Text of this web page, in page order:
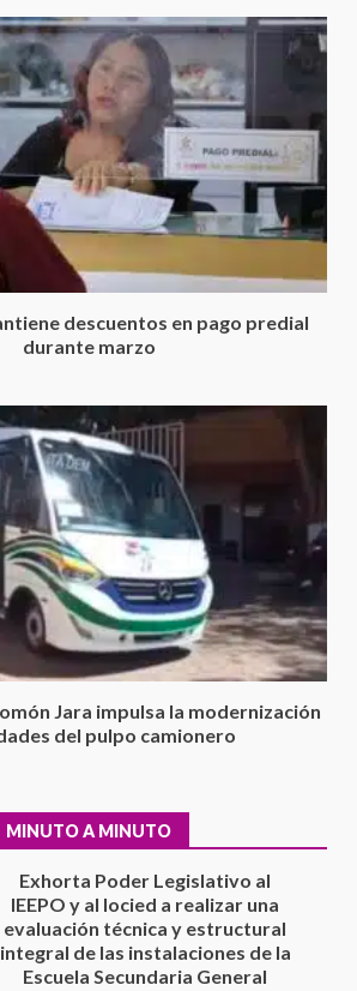
descuentos en pago predial
durante marzo
Jara impulsa la modernización
del pulpo camionero
MINUTO A MINUTO
Cruz reafirma la consolidación
de la transformación en
territorio oaxaqueño
30 julio 2026
Secretaría de Gobierno refuerza
presencia institucional en San
Juan Mazatlán
20 julio 2026
Sanciona Municipio de Oaxaca
animal tras denuncia ciudadana
a Ernesto Ruffo en Baja
California; FGR lo investiga por
presuntos delitos de
delincuencia organizada y
contrabando
16 julio 2026
Avanza con orden y tranquilidad
el proceso electoral
extraordinario de Santiago
Xanica: Jesús Romero
7 agosto 2026
Exhorta Poder Legislativo al
IEEPO y al Iocied a realizar una
Escuela Secundaria General
Moisés Sáenz Garza
5 agosto 2026
Ciudad Salud: justicia social para
Oaxaca
5 agosto 2026